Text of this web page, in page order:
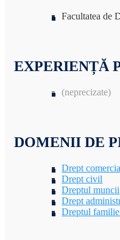
Facultatea de
EXPERIENȚĂ
(neprecizate)
DOMENII DE
Drept
Drept civil
Dreptul muncii
Drept
Dreptul